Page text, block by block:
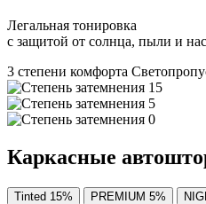
Легальная тонировка
с защитой от солнца, пыли и
3 степени комфорта
Каркасные
Tinted 15% PREMIUM 5%